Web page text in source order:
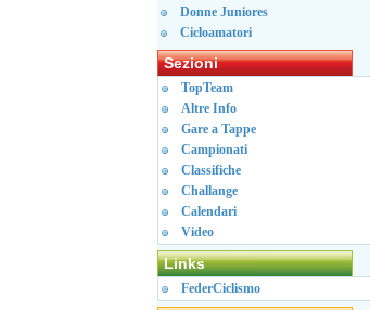
Donne Juniores
Cicloamatori
Sezioni
TopTeam
Altre Info
Gare a Tappe
Campionati
Classifiche
Challange
Calendari
Video
Links
FederCiclismo